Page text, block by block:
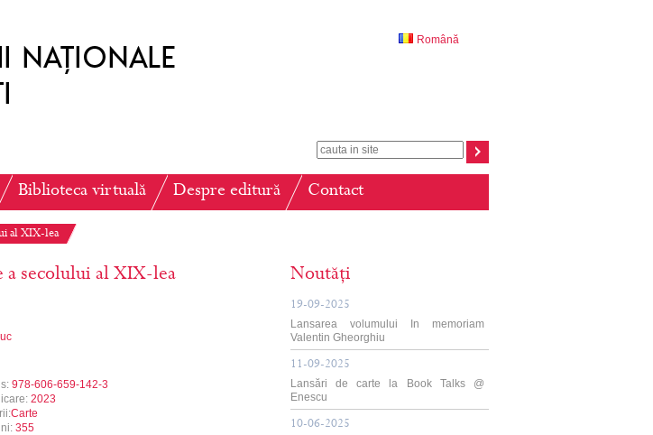
Română
Biblioteca virtuală Despre editură Contact
al XIX-lea
a secolului al XIX-lea
978-606-659-142-3
2023
Carte
355
Noutăți
19-09-2025
Lansarea volumului In memoriam
Valentin Gheorghiu
11-09-2025
Lansări de carte la Book Talks @
Enescu
10-06-2025